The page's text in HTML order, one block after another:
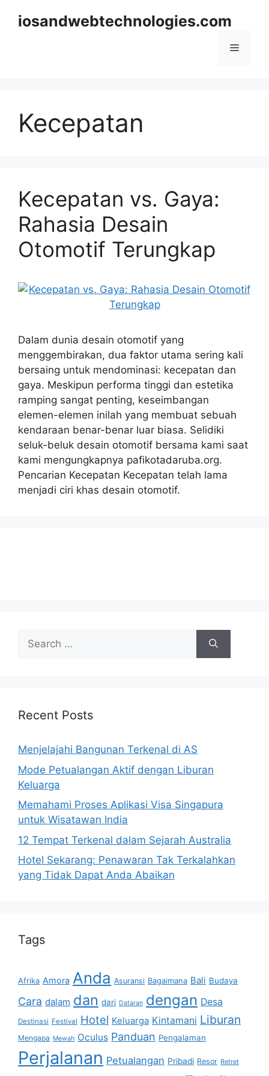
iosandwebtechnologies.com
Menu
Kecepatan
Kecepatan vs. Gaya:
Rahasia Desain
Otomotif Terungkap
Dalam dunia desain otomotif yang
menggembirakan, dua faktor utama sering kali
bersaing untuk mendominasi: kecepatan dan
gaya. Meskipun performa tinggi dan estetika
ramping sangat penting, keseimbangan
elemen-elemen inilah yang membuat sebuah
kendaraan benar-benar luar biasa. Selidiki
seluk-beluk desain otomotif bersama kami saat
kami mengungkapnya pafikotadaruba.org.
Pencarian Kecepatan Kecepatan telah lama
menjadi ciri khas desain otomotif.
Search
for:
Recent Posts
Menjelajahi Bangunan Terkenal di AS
Mode Petualangan Aktif dengan Liburan
Keluarga
Memahami Proses Aplikasi Visa Singapura
untuk Wisatawan India
12 Tempat Terkenal dalam Sejarah Australia
Hotel Sekarang: Penawaran Tak Terkalahkan
yang Tidak Dapat Anda Abaikan
Tags
Afrika Amora Anda Asuransi Bagaimana Bali Budaya
Cara dalam dan dari Dataran dengan Desa
Destinasi Festival Hotel Keluarga Kintamani Liburan
Mengapa Mewah Oculus Panduan Pengalaman
Perjalanan Petualangan Pribadi Resor Retret